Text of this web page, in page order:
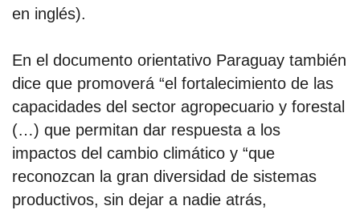
en inglés).
En el documento orientativo Paraguay también
dice que promoverá “el fortalecimiento de las
capacidades del sector agropecuario y forestal
(…) que permitan dar respuesta a los
impactos del cambio climático y “que
reconozcan la gran diversidad de sistemas
productivos, sin dejar a nadie atrás,